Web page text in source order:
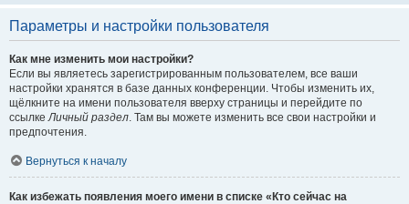
Параметры и настройки пользователя
Как мне изменить мои настройки?
Если вы являетесь зарегистрированным пользователем, все ваши
настройки хранятся в базе данных конференции. Чтобы изменить их,
щёлкните на имени пользователя вверху страницы и перейдите по
ссылкеЛичный раздел. Там вы можете изменить все свои настройки и
предпочтения.
Вернуться к началу
Как избежать появления моего имени в списке «Кто сейчас на